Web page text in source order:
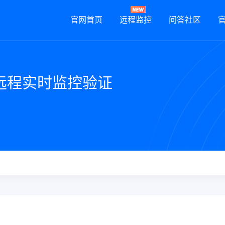
官网首页 远程监控 问答社区
程实时监控验证